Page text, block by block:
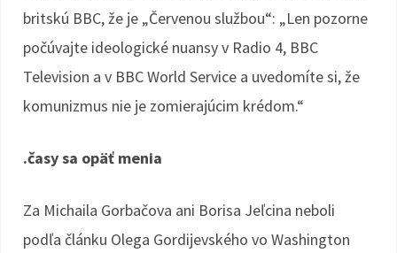
britskú BBC, že je „Červenou službou“: „Len pozorne
počúvajte ideologické nuansy v Radio 4, BBC
Television a v BBC World Service a uvedomíte si, že
komunizmus nie je zomierajúcim krédom.“
.časy sa opäť menia
Za Michaila Gorbačova ani Borisa Jeľcina neboli
podľa článku Olega Gordijevského vo Washington